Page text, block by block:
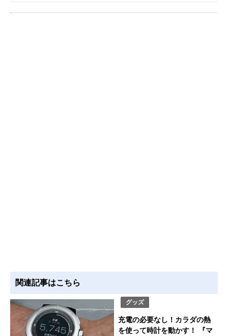
関連記事はこちら
グッズ
充電の必要なし！カラダの熱
を使って時計を動かす！ 『マ